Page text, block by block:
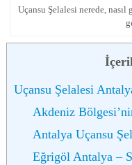
Uçansu Şelalesi nerede,
Uçansu Şelalesi
Akdeniz
Antalya Uçansu
Eğrigöl Antalya –